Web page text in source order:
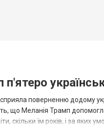
поверненню додому
що Меланія Трамп допомогла
скільки їм років, і за